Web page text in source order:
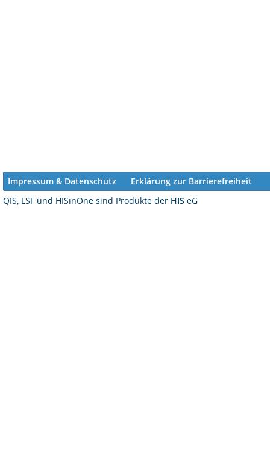
Impressum & Datenschutz
Erklärung zur Barrierefreiheit
QIS, LSF und HISinOne sind Produkte der HIS eG